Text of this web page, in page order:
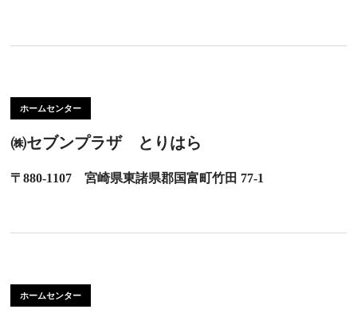
ホームセンター
㈱セブンプラザ とりはら
〒880-1107 宮崎県東諸県郡国富町竹田 77-1
ホームセンター